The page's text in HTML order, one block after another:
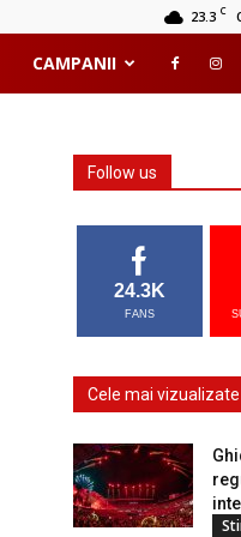
23.3 C
CAMPANII
Follow us
24.3K
FANS
Cele mai vizualizate